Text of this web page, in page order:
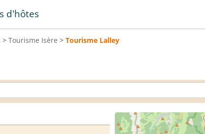
d'hôtes
> Tourisme Isère > Tourisme Lalley